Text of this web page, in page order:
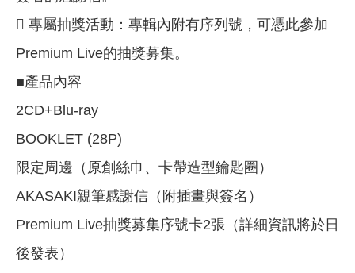
 專屬抽獎活動：專輯內附有序列號，可憑此參加
Premium Live的抽獎募集。
■產品內容
2CD+Blu-ray
BOOKLET (28P)
限定周邊（原創絲巾、卡帶造型鑰匙圈）
AKASAKI親筆感謝信（附插畫與簽名）
Premium Live抽獎募集序號卡2張（詳細資訊將於日
後發表）